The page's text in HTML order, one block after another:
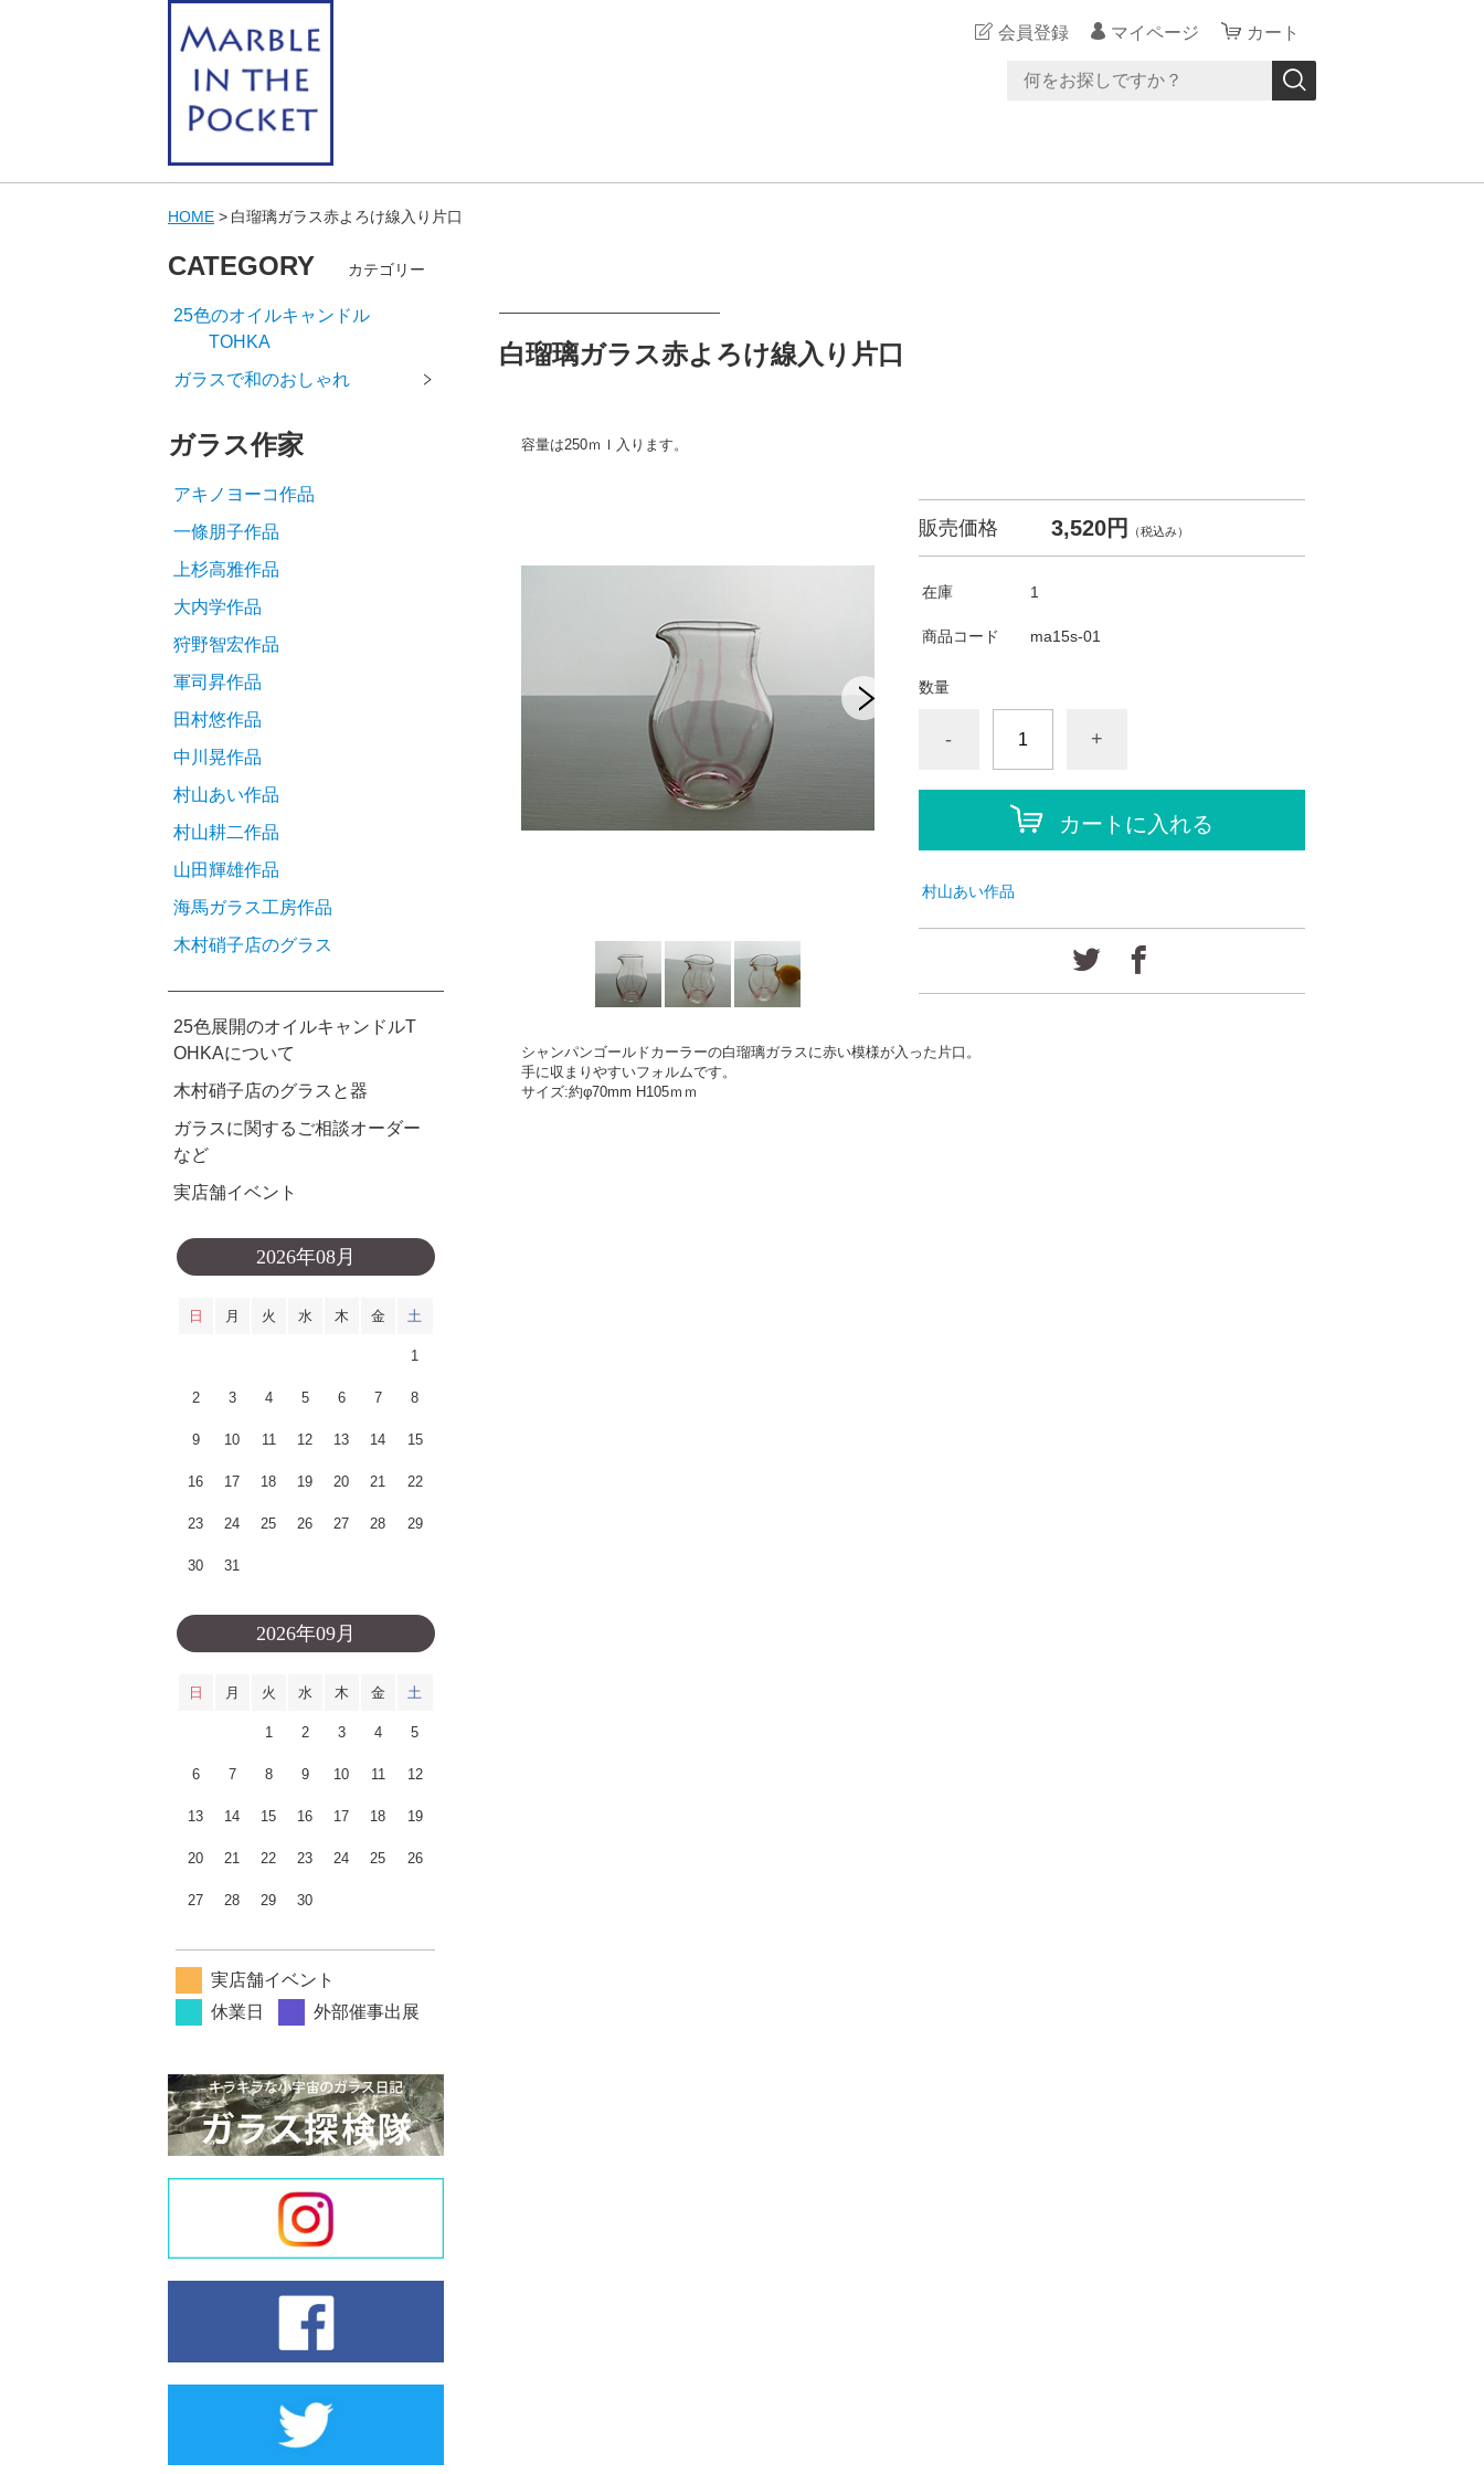
会員登録 マイページ カート
HOME 白瑠璃ガラス赤よろけ線入り片口
白瑠璃ガラス赤よろけ線入り片口
容量は250ｍｌ入ります。
販売価格 3,520円 （税込み）
在庫 1
商品コード ma15s-01
数量
- +
カートに入れる
村山あい作品
シャンパンゴールドカーラーの白瑠璃ガラスに赤い模様が入った片口。
手に収まりやすいフォルムです。
サイズ:約φ70mm H105ｍｍ
CATEGORY カテゴリー
25色のオイルキャンドル
TOHKA
ガラスで和のおしゃれ
ガラス作家
アキノヨーコ作品
一條朋子作品
上杉高雅作品
大内学作品
狩野智宏作品
軍司昇作品
田村悠作品
中川晃作品
村山あい作品
村山耕二作品
山田輝雄作品
海馬ガラス工房作品
木村硝子店のグラス
25色展開のオイルキャンドルT
OHKAについて
木村硝子店のグラスと器
ガラスに関するご相談オーダー
など
実店舗イベント
2026年08月
日 月 火 水 木 金 土
1
2 3 4 5 6 7 8
9 10 11 12 13 14 15
16 17 18 19 20 21 22
23 24 25 26 27 28 29
30 31
2026年09月
日 月 火 水 木 金 土
1 2 3 4 5
6 7 8 9 10 11 12
13 14 15 16 17 18 19
20 21 22 23 24 25 26
27 28 29 30
実店舗イベント
休業日
外部催事出展